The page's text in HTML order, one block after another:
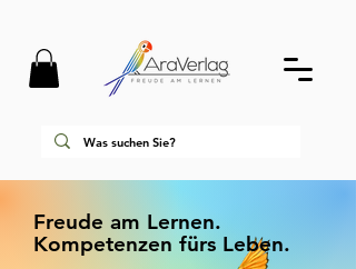
Freude am Lernen.
Kompetenzen fürs Leben.